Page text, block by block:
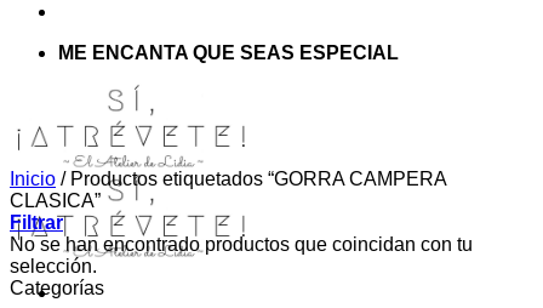
ME ENCANTA QUE SEAS ESPECIAL
Inicio /Productos etiquetados “GORRA CAMPERA
CLASICA”
Filtrar
No se han encontrado productos que coincidan con tu
selección.
Categorías